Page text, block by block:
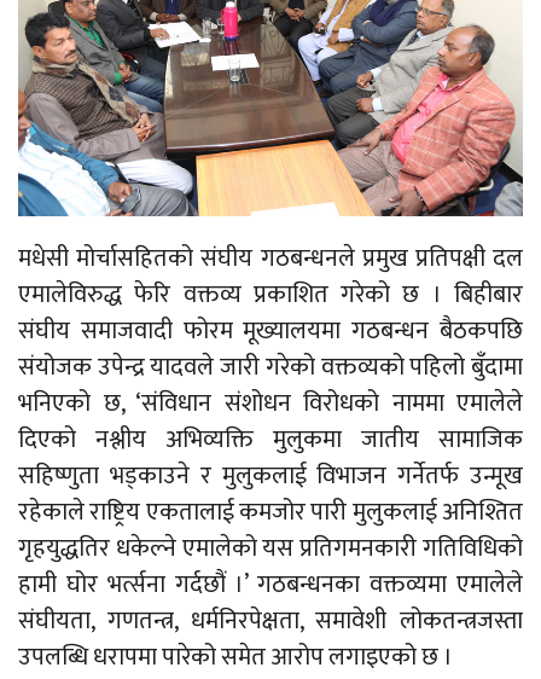
मधेसी मोर्चासहितको संघीय गठबन्धनले प्रमुख प्रतिपक्षी दल
एमालेविरुद्ध फेरि वक्तव्य प्रकाशित गरेको छ । बिहीबार
संघीय समाजवादी फोरम मूख्यालयमा गठबन्धन बैठकपछि
संयोजक उपेन्द्र यादवले जारी गरेको वक्तव्यको पहिलो बुँदामा
भनिएको छ, ‘संविधान संशोधन विरोधको नाममा एमालेले
दिएको नश्लीय अभिव्यक्ति मुलुकमा जातीय सामाजिक
सहिष्णुता भड्काउने र मुलुकलाई विभाजन गर्नेतर्फ उन्मूख
रहेकाले राष्ट्रिय एकतालाई कमजोर पारी मुलुकलाई अनिश्तित
गृहयुद्धतिर धकेल्ने एमालेको यस प्रतिगमनकारी गतिविधिको
हामी घोर भर्त्सना गर्दछौं ।’ गठबन्धनका वक्तव्यमा एमालेले
संघीयता, गणतन्त्र, धर्मनिरपेक्षता, समावेशी लोकतन्त्रजस्ता
उपलब्धि धरापमा पारेको समेत आरोप लगाइएको छ ।